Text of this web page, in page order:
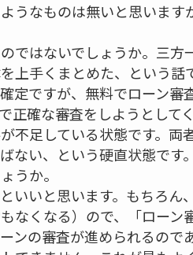
うなものは無いと思います
ではないでしょうか。三方
上手くまとめた、という話
定ですが、無料でローン審
確な審査をしようとしてく
不足している状態です。両
ない、という硬直状態です
うか。
いいと思います。もちろん
なくなる）ので、「ローン
ンの審査が進められるので